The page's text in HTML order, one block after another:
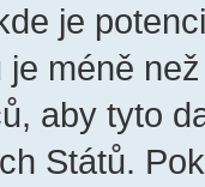
je
méně
aby tyto
Států.